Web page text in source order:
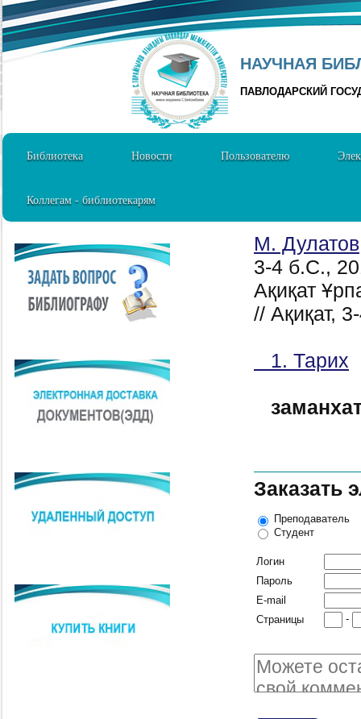
НАУЧНАЯ
ПАВЛОДАРСКИЙ
Библиотека Новости Пользователю
Коллегам - библиотекарям
М. Дулатов
3-4 б.C.,
Ақиқат
// Ақиқат,
1. Тарих
Заказать
Преподаватель
Студент
Логин
Пароль
E-mail
Страницы
-